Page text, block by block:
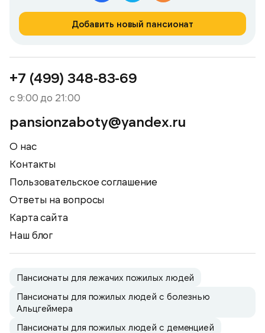
Добавить новый пансионат
+7 (499) 348-83-69
с 9:00 до 21:00
pansionzaboty@yandex.ru
О нас
Контакты
Пользовательское соглашение
Ответы на вопросы
Карта сайта
Наш блог
Пансионаты для лежачих пожилых людей
Пансионаты для пожилых людей с болезнью
Альцгеймера
Пансионаты для пожилых людей с деменцией